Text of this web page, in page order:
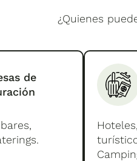
¿Quienes
de